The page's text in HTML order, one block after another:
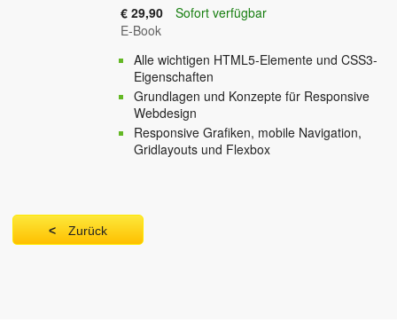
€ 29,90
Sofort verfügbar
E-Book
Alle wichtigen HTML5-Elemente und CSS3-
Eigenschaften
Grundlagen und Konzepte für Responsive
Webdesign
Responsive Grafiken, mobile Navigation,
Gridlayouts und Flexbox
Zurück